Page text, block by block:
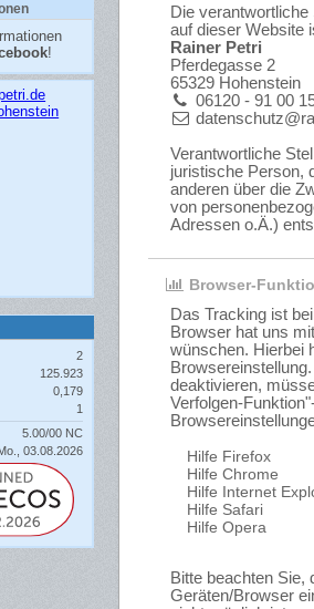
Die
auf dieser Website
Rainer Petri
Pferdegasse 2
65329 Hohenstein
06120 - 91 00
Verantwortliche
juristische Person,
anderen über die
von
Adressen o.Ä.)
Browser-
Das Tracking ist
Browser hat uns
wünschen. Hierbei
deaktivieren,
Verfolgen-
Hilfe Firefox
Hilfe Chrome
Hilfe Internet
Hilfe Safari
Hilfe Opera
Bitte beachten Sie,
Geräten/Browser
!
2
125.923
0,179
1
5.00/00 NC
03.08.2026